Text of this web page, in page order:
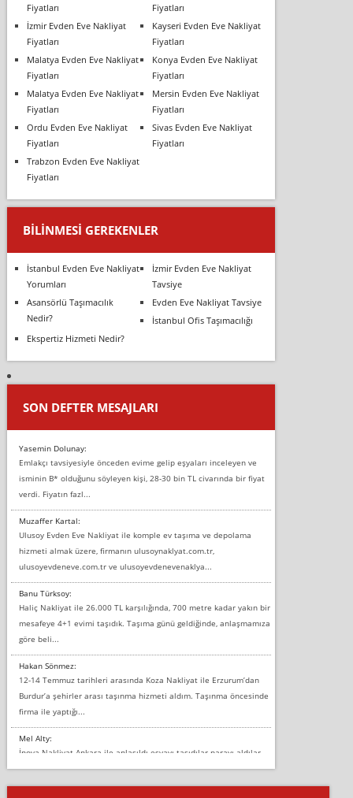
Fiyatları
Fiyatları
İzmir Evden Eve Nakliyat
Fiyatları
Kayseri Evden Eve Nakliyat
Fiyatları
Malatya Evden Eve Nakliyat
Fiyatları
Konya Evden Eve Nakliyat
Fiyatları
Malatya Evden Eve Nakliyat
Fiyatları
Mersin Evden Eve Nakliyat
Fiyatları
Ordu Evden Eve Nakliyat
Fiyatları
Sivas Evden Eve Nakliyat
Fiyatları
Trabzon Evden Eve Nakliyat
Fiyatları
BILINMESI GEREKENLER
İstanbul Evden Eve Nakliyat
Yorumları
İzmir Evden Eve Nakliyat
Tavsiye
Asansörlü Taşımacılık
Nedir?
Evden Eve Nakliyat Tavsiye
İstanbul Ofis Taşımacılığı
Ekspertiz Hizmeti Nedir?
SON DEFTER MESAJLARI
Yasemin Dolunay:
Emlakçı tavsiyesiyle önceden evime gelip eşyaları inceleyen ve
isminin B* olduğunu söyleyen kişi, 28-30 bin TL civarında bir fiyat
verdi. Fiyatın fazl...
Muzaffer Kartal:
Ulusoy Evden Eve Nakliyat ile komple ev taşıma ve depolama
hizmeti almak üzere, firmanın ulusoynaklyat.com.tr,
ulusoyevdeneve.com.tr ve ulusoyevdenevenaklya...
Banu Türksoy:
Haliç Nakliyat ile 26.000 TL karşılığında, 700 metre kadar yakın bir
mesafeye 4+1 evimi taşıdık. Taşıma günü geldiğinde, anlaşmamıza
göre beli...
Hakan Sönmez:
12-14 Temmuz tarihleri arasında Koza Nakliyat ile Erzurum’dan
Burdur’a şehirler arası taşınma hizmeti aldım. Taşınma öncesinde
firma ile yaptığı...
Mel Alty:
İnova Nakliyat Ankara ile anlaşıldı eşyayı taşıdılar parayı aldılar.
Salon duvarına bir baktım birisi boydan alüminyum renkli bantı
yapıştırm...